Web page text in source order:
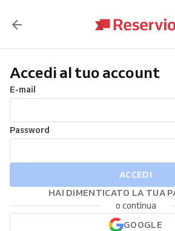
Accedi al tuo account
E-mail
Password
ACCEDI
HAI DIMENTICATO LA TUA
o continua
GOOGLE